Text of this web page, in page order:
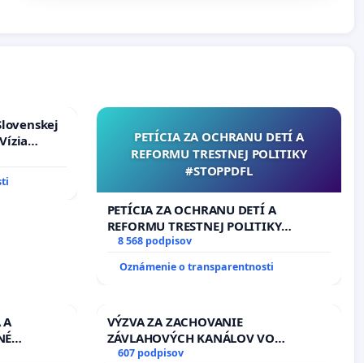
PETÍCIA ZA OCHRANU DETÍ A
REFORMU TRESTNEJ POLITIKY
#STOPPDFL
PETÍCIA ZA OCHRANU DETÍ A
REFORMU TRESTNEJ POLITIKY
#STOPPDFL
8 568 podpisov
Oznámenie o transparentnosti
A
LEN OD
VÝZVA ZA ZACHOVANIE
ZÁVLAHOVÝCH KANÁLOV VO
VÝLUČNOM VLASTNÍCTVE A POD
607 podpisov